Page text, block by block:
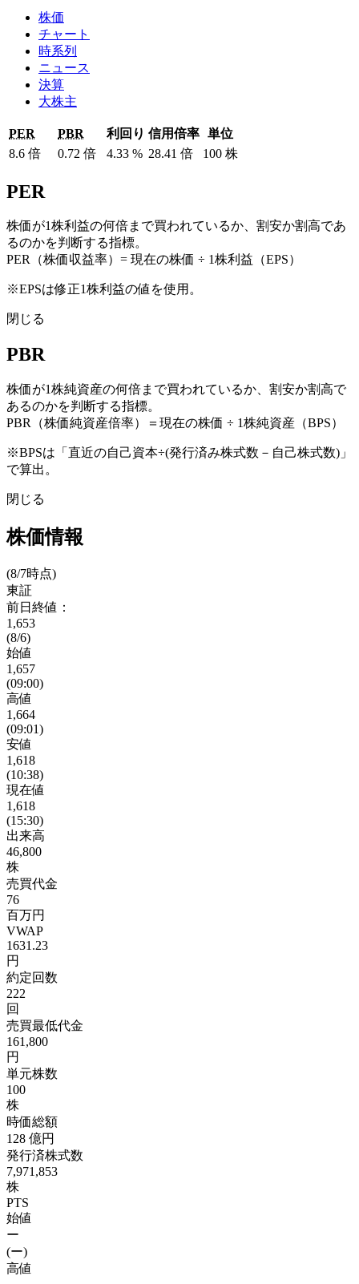
株価
チャート
時系列
ニュース
決算
大株主
PER PBR 利回り 信用倍率 単位
8.6 倍 0.72 倍 4.33 % 28.41 倍 100 株
PER
株価が1株利益の何倍まで買われているか、割安か割高であ
るのかを判断する指標。
PER（株価収益率）= 現在の株価 ÷ 1株利益（EPS）
※EPSは修正1株利益の値を使用。
閉じる
PBR
株価が1株純資産の何倍まで買われているか、割安か割高で
あるのかを判断する指標。
PBR（株価純資産倍率）＝現在の株価 ÷ 1株純資産（BPS）
※BPSは「直近の自己資本÷(発行済み株式数－自己株式数)」
で算出。
閉じる
株価情報
(8/7時点)
東証
前日終値：
1,653
(8/6)
始値
1,657
(09:00)
高値
1,664
(09:01)
安値
1,618
(10:38)
現在値
1,618
(15:30)
出来高
46,800
株
売買代金
76
百万円
VWAP
1631.23
円
約定回数
222
回
売買最低代金
161,800
円
単元株数
100
株
時価総額
128 億円
発行済株式数
7,971,853
株
PTS
始値
ー
(ー)
高値